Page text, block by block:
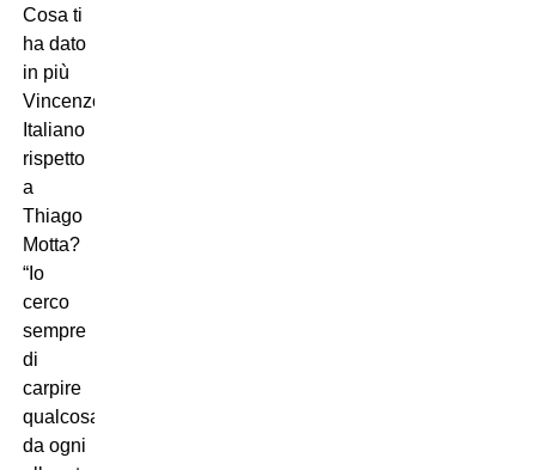
Cosa ti
ha dato
in più
Vincenzo
Italiano
rispetto
a
Thiago
Motta?
“Io
cerco
sempre
di
carpire
qualcosa
da ogni